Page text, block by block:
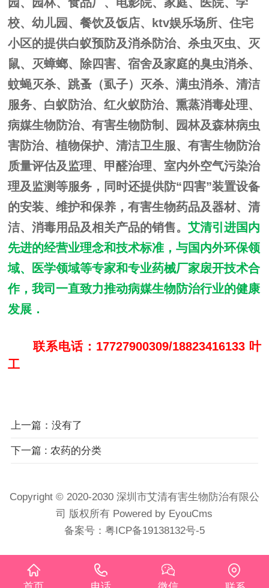
园、园林、食品厂、电影院、家庭、医院、学
校、幼儿园、餐饮及饭店、ktv娱乐场所、住宅
小区的提供白蚁预防及消杀防治、杀虫灭虫、灭
鼠、灭蟑螂、除四害、宿舍及家庭的臭虫消杀、
蚊蝇灭杀、跳蚤（虱子）灭杀、满虫消杀、清洁
服务、白蚁防治、红火蚁防治、熏蒸消毒处理、
病媒生物防治、有害生物防制、园林及森林病虫
害防治、植物保护、清洁卫生服、有害生物防治
质量评估及监理、甲醛治理、室内外空气污染治
理及监测等服务，同时还提供防“四害”装置设备
的安装、维护和保养，有害生物药品及器材、清
洁、消毒用品及相关产品的销售。艾清引进国内
先进的经营业理念和技术标准，与国内外环保领
域、医学领域等专家和专业药械厂家扆开技术合
作，我司一直致力推动病媒生物防治行业的健康
发展．
联系电话：17727900309/18823416133 叶
工
上一篇：没有了
下一篇 : 农药的分类
Copyright © 2020-2030 深圳市艾清有害生物防治有限公
司 版权所有 Powered by EyouCms
备案号： 粤ICP备19138132号-5